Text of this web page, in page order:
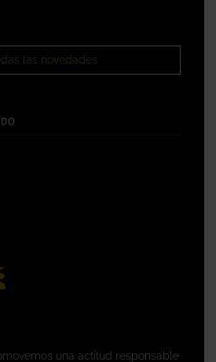
las novedades
una actitud responsable